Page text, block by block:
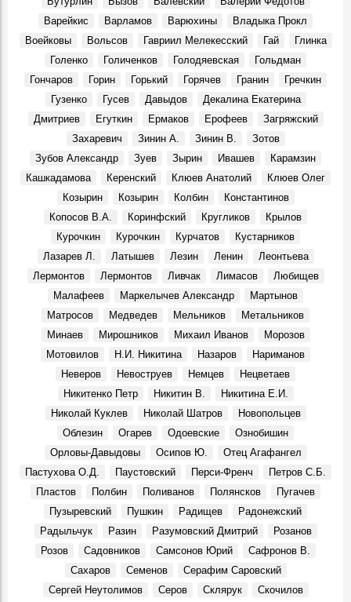
Герои, 31 Марта 2026
вопроса — 1,9 млн рублей
Места, 31 Апреля 2026
В Доме Гончарова проводят экскурсии при свете
старинной лампы
Покажут подлинные автографы космонавтов, документы
События, 10 Апреля 2026
В Музее изобразительного искусства XX-XXI вв.
откроется юбилейная выставка Аркадия Егуткина
События, 2 Апреля 2026
День работника культуры. Луиза Баюра – 55 лет в
Художественном музее! Видео
Герои, 25 Марта 2026
Крылья. Музей «Симбирская фотография» показывает
уникальные кадры из семейного архива Юрия
Белозёрова, посвящённые авиации
События, 12 Марта 2026
Перекресток улиц Минаева и 12 Сентября, 1970-е
Фото, 1 Июня 1974
Судьба кавалера. Князь Сергей Михайлович Баратаев
Герои, 21 Октября 1861
От Дворца бракосочетаний до Дома техники
Димитровградскому драматическому театру им. А. Н.
Места, 28 Марта 2026
Презентовали новую книгу краеведа Петра Ермошина
«Село Юлово и его окрестности»
События, 24 Марта 2026
Варейкис
Варламов Варюхины
Владыка Прокл
Воейковы
Вольсов Гавриил Мелекесский Гай
Глинка
Голенко
Голиченков Голодяевская
Гольдман
Гончаров
Горин Горький Горячев Гранин
Гречкин
Гузенко
Гусев Давыдов
Декалина Екатерина
Дмитриев
Егуткин Ермаков Ерофеев
Загряжский
Захаревич
Зинин А. Зинин В.
Зотов
Зубов Александр
Зуев Зырин Ивашев
Карамзин
Кашкадамова
Керенский Клюев Анатолий
Клюев Олег
Козырин
Козырин Колбин
Константинов
Копосов В.А.
Коринфский Кругликов
Крылов
Курочкин
Курочкин Курчатов
Кустарников
Лазарев Л.
Латышев Лезин Ленин
Леонтьева
Лермонтов
Лермонтов Ливчак Лимасов
Любищев
Малафеев
Маркелычев Александр
Мартынов
Матросов
Медведев Мельников
Метальников
Минаев
Мирошников Михаил Иванов
Морозов
Мотовилов
Н.И. Никитина Назаров
Нариманов
Неверов
Невоструев Немцев
Нецветаев
Никитенко Петр
Никитин В.
Никитина Е.И.
Николай Куклев
Николай Шатров
Новопольцев
Облезин
Огарев Одоевские
Ознобишин
Орловы-Давыдовы
Осипов Ю.
Отец Агафангел
Пастухова О.Д.
Паустовский Перси-Френч
Петров С.Б.
Пластов
Полбин Поливанов Полянсков
Пугачев
Пузыревский
Пушкин Радищев
Радонежский
Радыльчук
Разин Разумовский Дмитрий
Розанов
Розов
Садовников Самсонов Юрий
Сафронов В.
Сахаров
Семенов
Серафим Саровский
Сергей Неутолимов
Серов Склярук
Скочилов